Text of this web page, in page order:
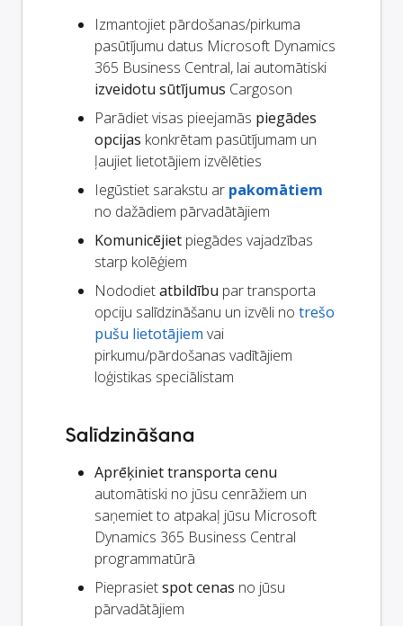
Izmantojiet pārdošanas/pirkuma
pasūtījumu datus Microsoft Dynamics
365 Business Central, lai automātiski
izveidotu sūtījumus Cargoson
Parādiet visas pieejamās piegādes
opcijas konkrētam pasūtījumam un
ļaujiet lietotājiem izvēlēties
Iegūstiet sarakstu ar pakomātiem
no dažādiem pārvadātājiem
Komunicējiet piegādes vajadzības
starp kolēģiem
Nododietatbildību par transporta
opciju salīdzināšanu un izvēli no trešo
pušu lietotājiem vai
pirkumu/pārdošanas vadītājiem
loģistikas speciālistam
Salīdzināšana
Aprēķiniet transporta cenu
automātiski no jūsu cenrāžiem un
saņemiet to atpakaļ jūsu Microsoft
Dynamics 365 Business Central
programmatūrā
Pieprasietspot cenas no jūsu
pārvadātājiem